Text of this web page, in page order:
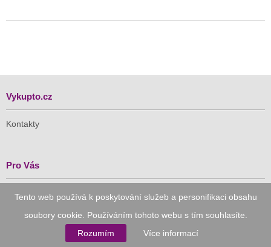
Tento web používá k poskytování služeb a personifikaci obsahu
soubory cookie. Používáním tohoto webu s tím souhlasíte.
Rozumím
Více informací
Vykupto.cz
Kontakty
Pro Vás
Doručení zdarma
Důvěryhodný nákup